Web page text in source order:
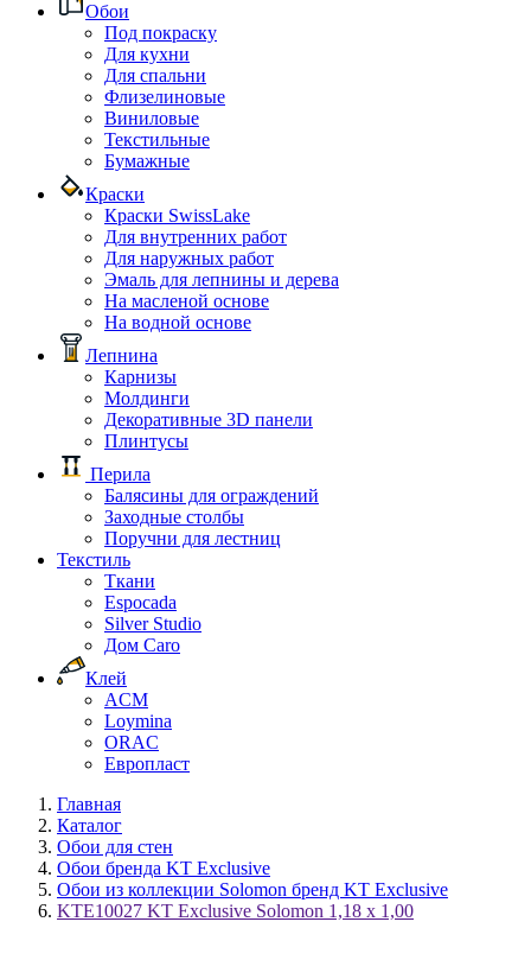
Обои
Под покраску
Для кухни
Для спальни
Флизелиновые
Виниловые
Текстильные
Бумажные
Краски
Краски SwissLake
Для внутренних работ
Для наружных работ
Эмаль для лепнины и дерева
На масленой основе
На водной основе
Лепнина
Карнизы
Молдинги
Декоративные 3D панели
Плинтусы
Перила
Балясины для ограждений
Заходные столбы
Поручни для лестниц
Текстиль
Ткани
Espocada
Silver Studio
Дом Caro
Клей
ACM
Loymina
ORAC
Европласт
Главная
Каталог
Обои для стен
Обои бренда KT Exclusive
Обои из коллекции Solomon бренд KT Exclusive
KTE10027 KT Exclusive Solomon 1,18 x 1,00